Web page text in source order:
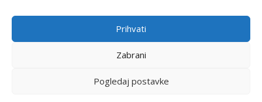
Prihvati
Zabrani
Pogledaj postavke
Svaka čast na odličnom proizvodu.
19 veljače, 2023 u 9:07 am